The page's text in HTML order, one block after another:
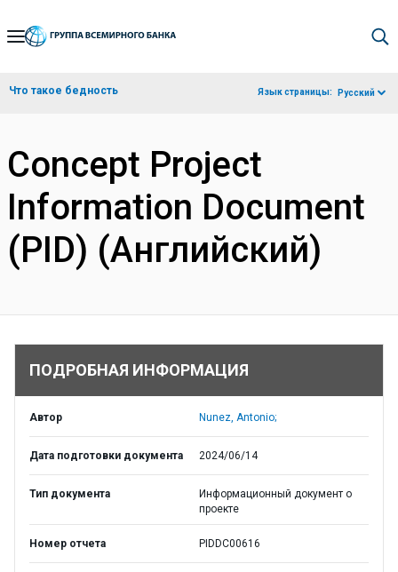
Skip
Navigation
Что такое бедность Язык страницы: Русский
Concept Project
Information Document
(PID) (Английский)
ПОДРОБНАЯ ИНФОРМАЦИЯ
Автор Nunez, Antonio;
Дата подготовки документа 2024/06/14
Тип документа
Информационный документ о
проекте
Номер отчета PIDDC00616